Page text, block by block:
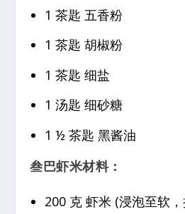
1 茶匙 五香粉
1 茶匙 胡椒粉
1 茶匙 细盐
1 汤匙 细砂糖
1 ½ 茶匙 黑酱油
叁巴虾米材料：
200 克 虾米 (浸泡至软